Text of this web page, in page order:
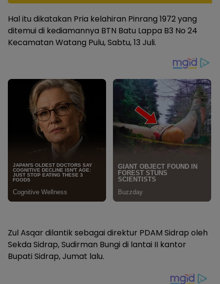
Hal itu dikatakan Pria kelahiran Pinrang 1972 yang
ditemui di kediamannya BTN Batu Lappa B3 No 24
Kecamatan Watang Pulu, Sabtu, 13 Juli.
Zul Asqar dilantik sebagai direktur PDAM Sidrap oleh
Sekda Sidrap, Sudirman Bungi di lantai II kantor
Bupati Sidrap, Jumat lalu.